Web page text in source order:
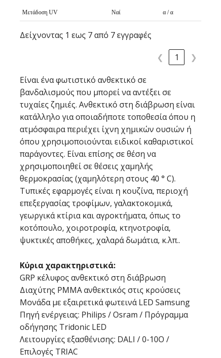
Μετάδοση UV Ναί α / α
Δείχνοντας 1 εως 7 από 7 εγγραφές
❮ 1 ❯
Είναι ένα φωτιστικό ανθεκτικό σε
βανδαλισμούς που μπορεί να αντέξει σε
τυχαίες ζημιές. Ανθεκτικό στη διάβρωση είναι
κατάλληλο για οποιαδήποτε τοποθεσία όπου η
ατμόσφαιρα περιέχει ίχνη χημικών ουσιών ή
όπου χρησιμοποιούνται ειδικοί καθαριστικοί
παράγοντες. Είναι επίσης σε θέση να
χρησιμοποιηθεί σε θέσεις χαμηλής
θερμοκρασίας (χαμηλότερη στους 40 ° C).
Τυπικές εφαρμογές είναι η κουζίνα, περιοχή
επεξεργασίας τροφίμων, γαλακτοκομικά,
γεωργικά κτίρια και αγροκτήματα, όπως το
κοτόπουλο, χοιροτροφία, κτηνοτροφία,
ψυκτικές αποθήκες, χαλαρά δωμάτια, κ.λπ..
Κύρια χαρακτηριστικά:
GRP κέλυφος ανθεκτικό στη διάβρωση
Διαχύτης PMMA ανθεκτικός στις κρούσεις
Μονάδα με εξαιρετικά φωτεινά LED Samsung
Πηγή ενέργειας: Philips / Osram / Πρόγραμμα
οδήγησης Tridonic LED
Λειτουργίες εξασθένισης: DALI / 0-10Ο /
Επιλογές TRIAC